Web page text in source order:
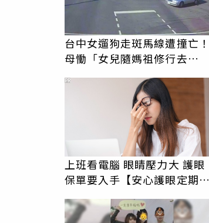
台中女遛狗走斑馬線遭撞亡！
母慟「女兒隨媽祖修行去
上班看電腦 眼睛壓力大 護眼
保單要入手【安心護眼定期眼
睛險】
PR